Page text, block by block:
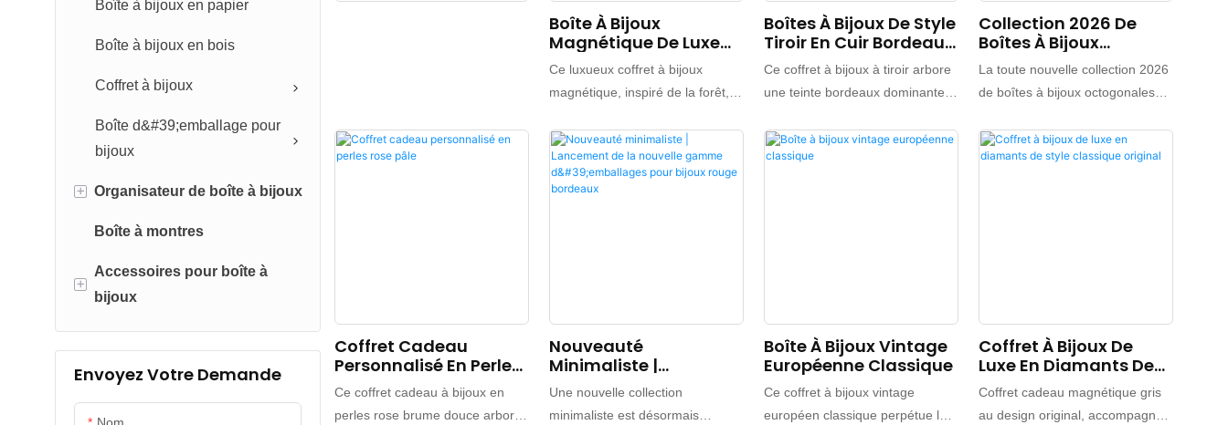
Boîte à bijoux en papier
Boîte à bijoux en bois
Coffret à bijoux
Boîte d&#39;emballage pour
bijoux
+ Organisateur de boîte à bijoux
Pochette à bijoux
Organisateur de bijoux en cuir
bois
Organisateur de bijoux en
acrylique
Boîte à montres
+
Accessoires pour boîte à
bijoux
Rubans d&#39;emballage
Papier de soie
d&#39;emballage
Envoyez Votre Demande
Boîte À Bijoux
Magnétique De Luxe
Inspirée De La Forêt
Ce luxueux coffret à bijoux
magnétique, inspiré de la forêt,
Son extérieur d'un vert profond, à
la fois apaisant et élégant,
capture l'essence naturelle et
bijoux. Confectionné dans un
tissu à la texture soyeuse et à la
microfibre de haute qualité, le
coffret offre un toucher doux et
délicat, alliant esthétique et
Boîtes À Bijoux De Style
Tiroir En Cuir Bordeaux
Gaufré Haut De
Gamme
Ce coffret à bijoux à tiroir arbore
une teinte bordeaux dominante,
Cette nuance vibrante et
audacieuse n'en demeure pas
détails subtils. L'ingénieux
mécanisme d'ouverture à tiroir
permet un accès facile aux
bijoux, tandis que la fermeture
sécurisée garantit une utilisation
Collection 2026 De
Boîtes À Bijoux
Octogonales Vintage
Européennes
La toute nouvelle collection 2026
de boîtes à bijoux octogonales
disponible. Article incontournable
et très attendu de cette année, la
l'huile, idéale pour présenter des
bijoux ou offrir en cadeau.
Fabricant chinois de boîtes à
bijoux de luxe. Logo, couleur et
matériau personnalisables.
Coffret Cadeau
Personnalisé En Perles
Rose Pâle
Ce coffret cadeau à bijoux en
perles rose brume douce arbore
Nouveauté
Minimaliste |
Lancement De La
Nouvelle Gamme
Une nouvelle collection
minimaliste est désormais
Boîte À Bijoux Vintage
Européenne Classique
Ce coffret à bijoux vintage
européen classique perpétue le
Coffret À Bijoux De
Luxe En Diamants De
Style Classique
Original
Coffret cadeau magnétique gris
au design original, accompagné